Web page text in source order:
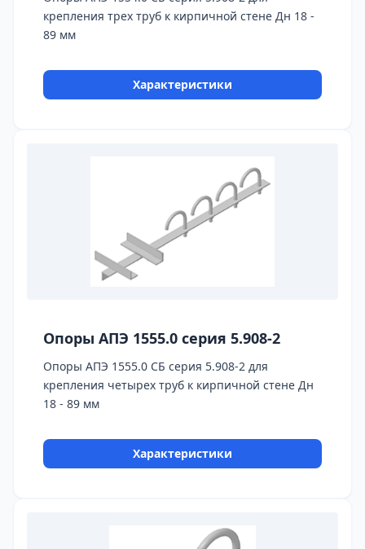
крепления трех труб к кирпичной стене Дн 18 -
89 мм
Характеристики
Опоры АПЭ 1555.0 серия 5.908-2
Опоры АПЭ 1555.0 СБ серия 5.908-2 для
крепления четырех труб к кирпичной стене Дн
18 - 89 мм
Характеристики